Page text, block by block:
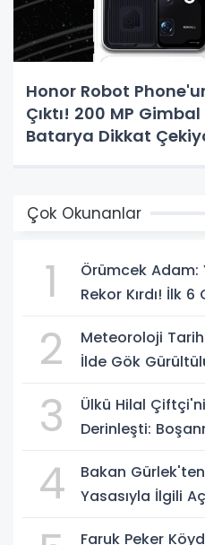
Honor Robot
Çıktı! 200 MP
Batarya Dikkat
Çok Okunanlar
1
Örümcek Adam:
Rekor Kırdı! İlk
2
Meteoroloji
İlde Gök
3
Ülkü Hilal
Derinleşti:
4
Bakan
Yasasıyla İlgili
Faruk Peker